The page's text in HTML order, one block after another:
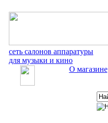
сеть салонов аппаратуры
для музыки и кино
О магазине